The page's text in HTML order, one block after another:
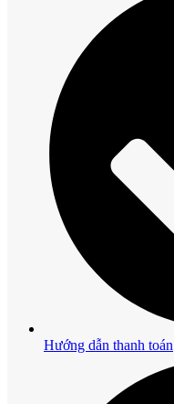
Hướng dẫn thanh toán